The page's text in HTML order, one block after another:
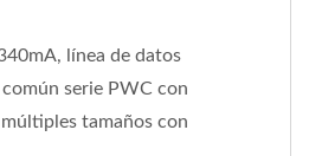
línea de datos
serie PWC con
tamaños con